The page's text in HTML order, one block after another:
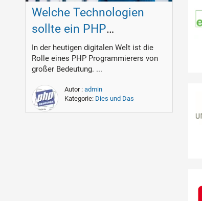
Welche Technologien
sollte ein PHP
Programmierer
beherrschen?
In der heutigen digitalen Welt ist die
Rolle eines PHP Programmierers von
großer Bedeutung. ...
Autor : admin
Kategorie: Dies und Das